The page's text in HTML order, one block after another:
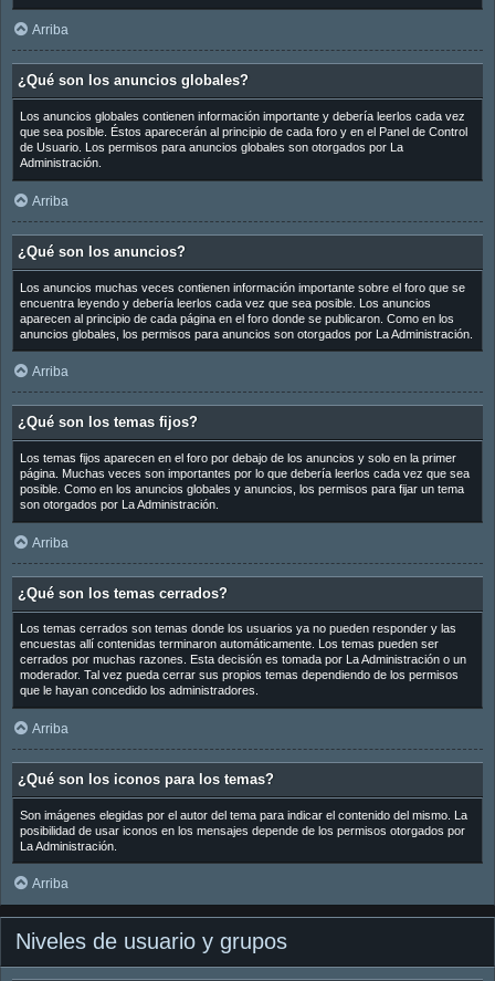
Arriba
¿Qué son los anuncios globales?
Los anuncios globales contienen información importante y debería leerlos cada vez
que sea posible. Éstos aparecerán al principio de cada foro y en el Panel de Control
de Usuario. Los permisos para anuncios globales son otorgados por La
Administración.
Arriba
¿Qué son los anuncios?
Los anuncios muchas veces contienen información importante sobre el foro que se
encuentra leyendo y debería leerlos cada vez que sea posible. Los anuncios
aparecen al principio de cada página en el foro donde se publicaron. Como en los
anuncios globales, los permisos para anuncios son otorgados por La Administración.
Arriba
¿Qué son los temas fijos?
Los temas fijos aparecen en el foro por debajo de los anuncios y solo en la primer
página. Muchas veces son importantes por lo que debería leerlos cada vez que sea
posible. Como en los anuncios globales y anuncios, los permisos para fijar un tema
son otorgados por La Administración.
Arriba
¿Qué son los temas cerrados?
Los temas cerrados son temas donde los usuarios ya no pueden responder y las
encuestas allí contenidas terminaron automáticamente. Los temas pueden ser
cerrados por muchas razones. Esta decisión es tomada por La Administración o un
moderador. Tal vez pueda cerrar sus propios temas dependiendo de los permisos
que le hayan concedido los administradores.
Arriba
¿Qué son los iconos para los temas?
Son imágenes elegidas por el autor del tema para indicar el contenido del mismo. La
posibilidad de usar iconos en los mensajes depende de los permisos otorgados por
La Administración.
Arriba
Niveles de usuario y grupos